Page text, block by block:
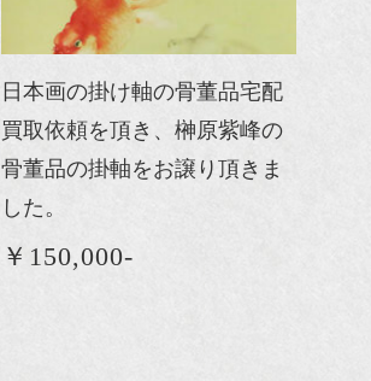
日本画の掛け軸の骨董品宅配
買取依頼を頂き、榊原紫峰の
骨董品の掛軸をお譲り頂きま
した。
￥150,000-